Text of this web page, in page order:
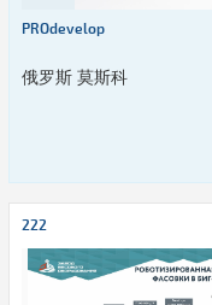
PROdevelop
俄罗斯 莫斯科
222